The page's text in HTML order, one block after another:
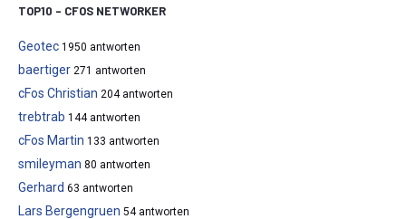
TOP10 – CFOS NETWORKER
Geotec 1950 antworten
baertiger 271 antworten
cFos Christian 204 antworten
trebtrab 144 antworten
cFos Martin 133 antworten
smileyman 80 antworten
Gerhard 63 antworten
Lars Bergengruen 54 antworten